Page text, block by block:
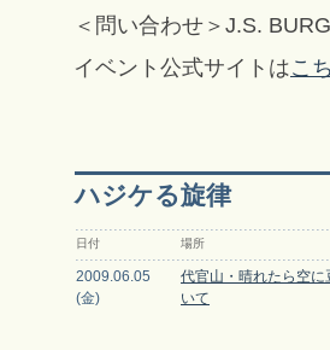
＜問い合わせ＞J.S.
イベント公式サイトはこ
ハジケる旋律
日付 場所
2009.06.05
(金)
代官山・晴れたら空に
いて